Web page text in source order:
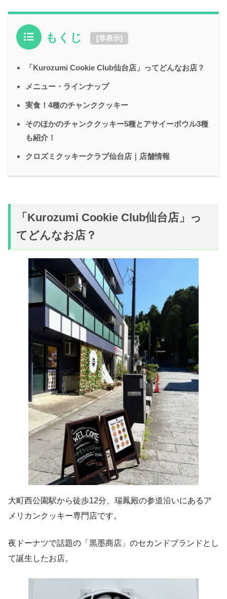
もくじ [非表示]
「Kurozumi Cookie Club仙台店」ってどんなお店？
メニュー・ラインナップ
実食！4種のチャンククッキー
そのほかのチャンククッキー5種とアサイーボウル3種
も紹介！
クロズミクッキークラブ仙台店｜店舗情報
「Kurozumi Cookie Club仙台店」っ
てどんなお店？
大町西公園駅から徒歩12分、瑞鳳殿の参道沿いにあるア
メリカンクッキー専門店です。
夜ドーナツで話題の「黒墨商店」のセカンドブランドとし
て誕生したお店。